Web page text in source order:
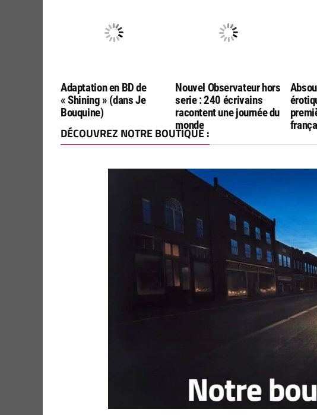
Adaptation en BD de
« Shining » (dans Je
Bouquine)
Nouvel Observateur hors
serie : 240 écrivains
racontent une journée du
monde
DÉCOUVREZ NOTRE BOUTIQUE :